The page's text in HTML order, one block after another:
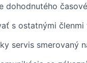
dohodnutého
s ostatnými členmi
servis smerovaný